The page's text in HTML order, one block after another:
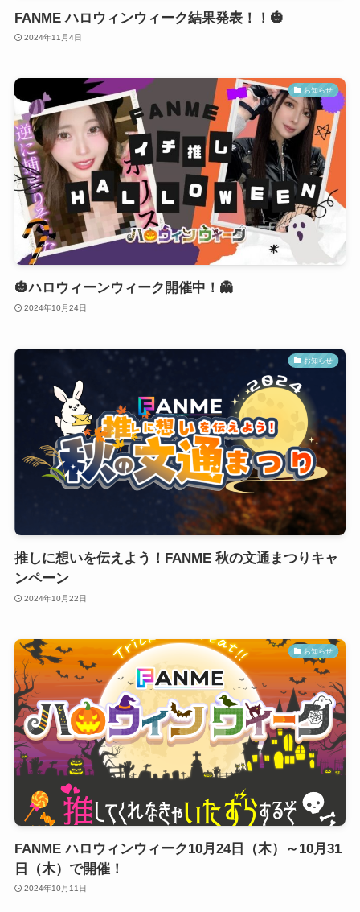
FANME ハロウィンウィーク結果発表！！🎃
2024年11月4日
お知らせ
🎃ハロウィーンウィーク開催中！👻
2024年10月24日
お知らせ
推しに想いを伝えよう！FANME 秋の文通まつりキャ
ンペーン
2024年10月22日
お知らせ
FANME ハロウィンウィーク10月24日（木）～10月31
日（木）で開催！
2024年10月11日